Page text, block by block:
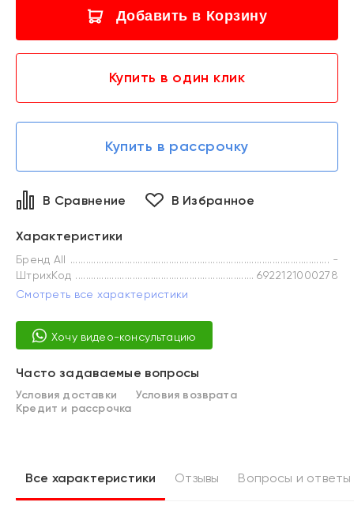
Добавить в Корзину
Купить в один клик
Купить в рассрочку
В Сравнение В Избранное
Характеристики
Бренд All
-
ШтрихКод
6922121000278
Смотреть все характеристики
Хочу видео-консультацию
Часто задаваемые вопросы
Условия доставки
Условия возврата
Кредит и рассрочка
Все характеристики Отзывы Вопросы и ответы